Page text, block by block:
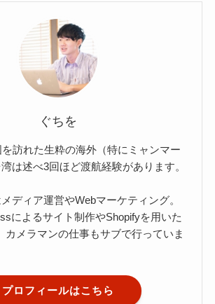
ぐちを
訪れた生粋の海外（特にミャンマー
は述べ3回ほど渡航経験があります。
ディア運営やWebマーケティング。
によるサイト制作やShopifyを用いた
カメラマンの仕事もサブで行っていま
プロフィールはこちら